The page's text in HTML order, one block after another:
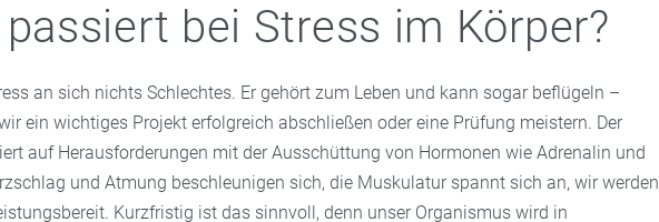
bei Stress im Körper?
an sich nichts Schlechtes. Er gehört zum Leben und kann sogar beflügeln –
ein wichtiges Projekt erfolgreich abschließen oder eine Prüfung meistern. Der
auf Herausforderungen mit der Ausschüttung von Hormonen wie Adrenalin und
und Atmung beschleunigen sich, die Muskulatur spannt sich an, wir werden
Kurzfristig ist das sinnvoll, denn unser Organismus wird in